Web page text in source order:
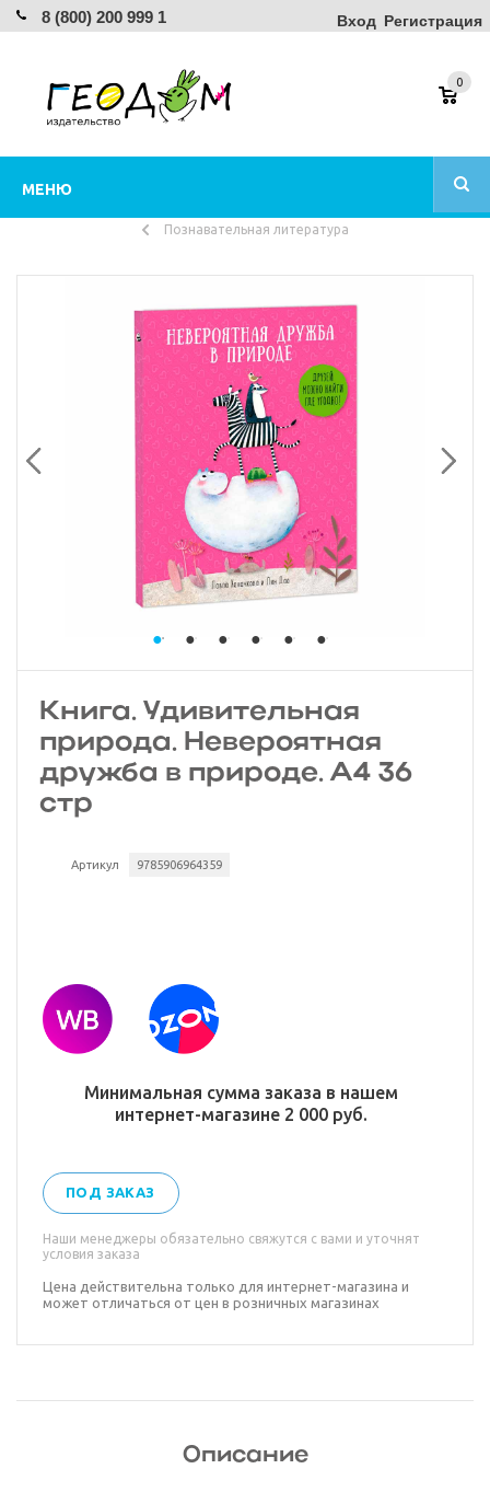
8 (800) 200 999 1 Вход Регистрация
МЕНЮ
0
Познавательная литература
Книга. Удивительная
природа. Невероятная
дружба в природе. А4 36
стр
Артикул 9785906964359
Минимальная сумма заказа в нашем
интернет-магазине 2 000 руб.
ПОД ЗАКАЗ
Наши менеджеры обязательно свяжутся с вами и уточнят
условия заказа
Цена действительна только для интернет-магазина и
может отличаться от цен в розничных магазинах
Описание